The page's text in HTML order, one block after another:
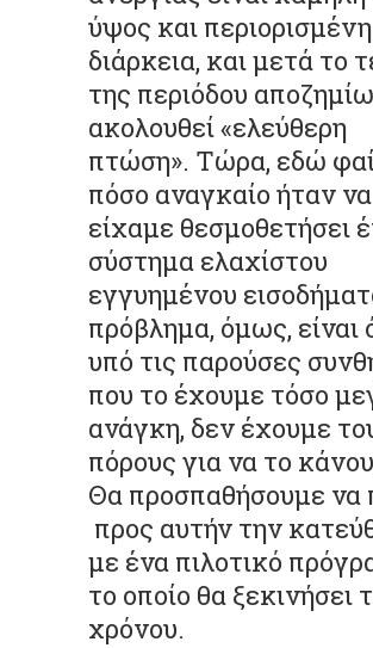
ύψος και
διάρκεια, και μετά το
της περιόδου
ακολουθεί «ελεύθερη
πτώση». Τώρα, εδώ
πόσο αναγκαίο ήταν να
είχαμε θεσμοθετήσει
σύστημα ελαχίστου
εγγυημένου
πρόβλημα, όμως, είναι
υπό τις παρούσες
που το έχουμε τόσο
ανάγκη, δεν έχουμε
πόρους για να το
Θα προσπαθήσουμε να
προς αυτήν την
με ένα πιλοτικό
το οποίο θα ξεκινήσει
χρόνου.